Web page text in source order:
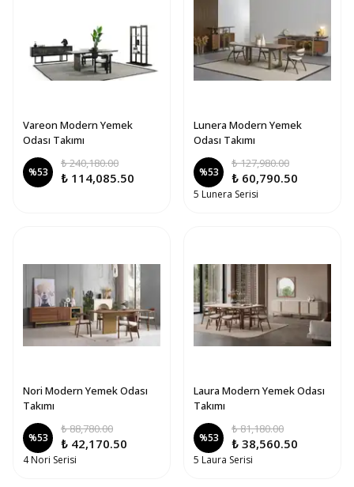
Vareon Modern Yemek
Odası Takımı
%53
₺ 240,180.00
₺ 114,085.50
Lunera Modern Yemek
Odası Takımı
%53
₺ 127,980.00
₺ 60,790.50
5 Lunera Serisi
Nori Modern Yemek Odası
Takımı
%53
₺ 88,780.00
₺ 42,170.50
4 Nori Serisi
Laura Modern Yemek Odası
Takımı
%53
₺ 81,180.00
₺ 38,560.50
5 Laura Serisi